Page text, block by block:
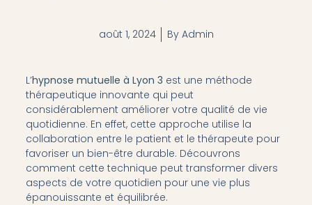
août 1, 2024 ByAdmin
L’hypnose mutuelle à Lyon 3 est une méthode
thérapeutique innovante qui peut
considérablement améliorer votre qualité de vie
quotidienne. En effet, cette approche utilise la
collaboration entre le patient et le thérapeute pour
favoriser un bien-être durable. Découvrons
comment cette technique peut transformer divers
aspects de votre quotidien pour une vie plus
épanouissante et équilibrée.